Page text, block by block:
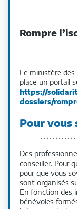
Rompre
Le ministère
place un portail
https://
dossiers/
Pour vous
Des
conseiller. Pour
pour que vous
sont organisés
En fonction des
bénévoles